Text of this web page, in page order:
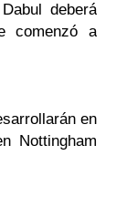
Dabul deberá
comenzó a
en
Nottingham